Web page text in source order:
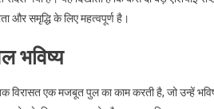
और समृद्धि के लिए महत्वपूर्ण है।
भविष्य
विरासत एक मजबूत पुल का काम करती है, जो उन्हें